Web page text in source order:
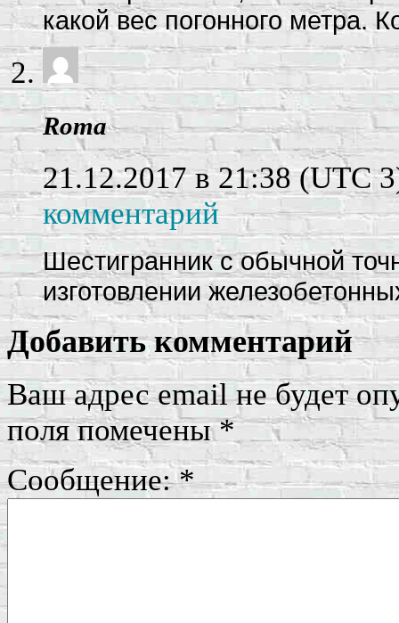
какой вес погонного метра.
Roma
21.12.2017 в 21:38(UTC
комментарий
Шестигранник с обычной
изготовлении
Добавить комментарий
Ваш адрес email не будет
поля помечены*
Сообщение:*